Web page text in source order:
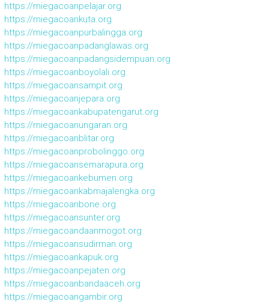
https://miegacoanpelajar.org
https://miegacoankuta.org
https://miegacoanpurbalingga.org
https://miegacoanpadanglawas.org
https://miegacoanpadangsidempuan.org
https://miegacoanboyolali.org
https://miegacoansampit.org
https://miegacoanjepara.org
https://miegacoankabupatengarut.org
https://miegacoanungaran.org
https://miegacoanblitar.org
https://miegacoanprobolinggo.org
https://miegacoansemarapura.org
https://miegacoankebumen.org
https://miegacoankabmajalengka.org
https://miegacoanbone.org
https://miegacoansunter.org
https://miegacoandaanmogot.org
https://miegacoansudirman.org
https://miegacoankapuk.org
https://miegacoanpejaten.org
https://miegacoanbandaaceh.org
https://miegacoangambir.org